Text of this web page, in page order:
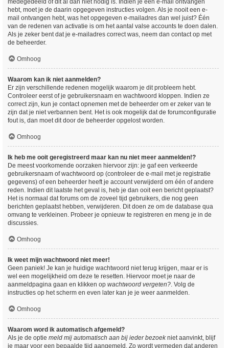
medegedeeld of dit al dan niet nodig is. Indien je een e-mail ontvangen
hebt, moet je de daarin opgegeven instructies volgen. Als je nooit een e-
mail ontvangen hebt, was het opgegeven e-mailadres dan wel juist? Één
van de redenen van activatie is om het aantal valse accounts te doen dalen.
Als je zeker bent dat je e-mailadres correct was, neem dan contact op met
de beheerder.
Omhoog
Waarom kan ik niet aanmelden?
Er zijn verschillende redenen mogelijk waarom je dit probleem hebt.
Controleer eerst of je gebruikersnaam en wachtwoord kloppen. Indien ze
correct zijn, kun je contact opnemen met de beheerder om er zeker van te
zijn dat je niet verbannen bent. Het is ook mogelijk dat de forumconfiguratie
fout is, dan moet dit door de beheerder opgelost worden.
Omhoog
Ik heb me ooit geregistreerd maar kan nu niet meer aanmelden!?
De meest voorkomende oorzaken hiervoor zijn: je gaf een verkeerde
gebruikersnaam of wachtwoord op (controleer de e-mail met je registratie
gegevens) of een beheerder heeft je account verwijderd om één of andere
reden. Indien dit laatste het geval is, heb je dan ooit een bericht geplaatst?
Het is normaal dat forums om de zoveel tijd gebruikers, die nog geen
berichten geplaatst hebben, verwijderen. Dit doen ze om de database qua
omvang te verkleinen. Probeer je opnieuw te registreren en meng je in de
discussies.
Omhoog
Ik weet mijn wachtwoord niet meer!
Geen paniek! Je kan je huidige wachtwoord niet terug krijgen, maar er is
wel een mogelijkheid om deze te resetten. Hiervoor moet je naar de
aanmeldpagina gaan en klikken op wachtwoord vergeten?. Volg de
instructies op het scherm en even later kan je je weer aanmelden.
Omhoog
Waarom word ik automatisch afgemeld?
Als je de optie meld mij automatisch aan bij ieder bezoekniet aanvinkt, blijf
je maar voor een bepaalde tijd aangemeld. Zo wordt vermeden dat anderen